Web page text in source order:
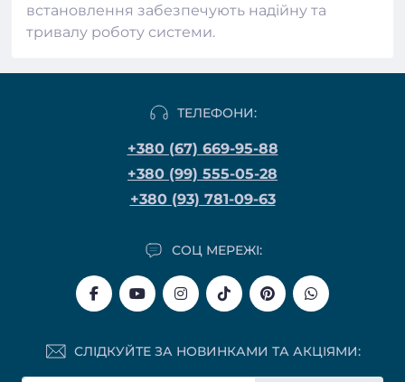
встановлення забезпечують надійну та
тривалу роботу системи.
ТЕЛЕФОНИ:
+380 (67) 669-95-88
+380 (99) 555-05-28
+380 (93) 781-09-63
СОЦ МЕРЕЖІ:
СЛІДКУЙТЕ ЗА НОВИНКАМИ ТА АКЦІЯМИ: